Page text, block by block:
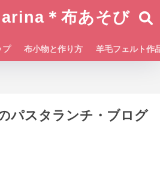
＊布あそび
プ 布小物と作り方 羊毛フェルト作
パスタランチ・ブログ